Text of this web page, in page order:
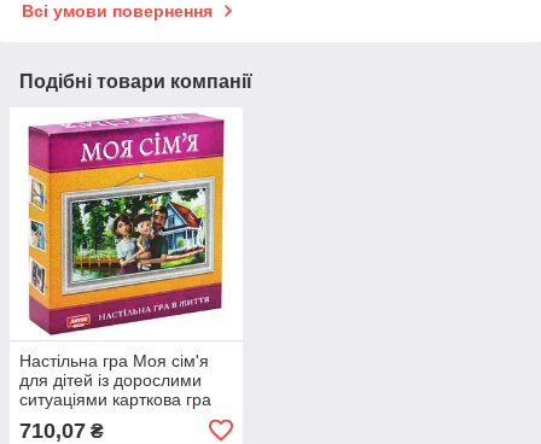
Всі умови повернення
Подібні товари компанії
Настільна гра Моя сім'я
для дітей із дорослими
ситуаціями карткова гра
710,07 ₴